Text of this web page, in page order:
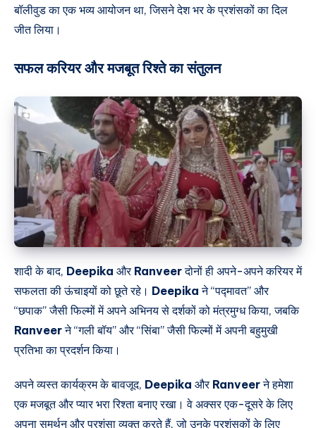
बॉलीवुड का एक भव्य आयोजन था, जिसने देश भर के प्रशंसकों का दिल
जीत लिया।
सफल करियर और मजबूत रिश्ते का संतुलन
शादी के बाद, Deepika और Ranveerदोनों ही अपने-अपने करियर में
सफलता की ऊंचाइयों को छूते रहे। Deepika ने “पद्मावत” और
“छपाक” जैसी फिल्मों में अपने अभिनय से दर्शकों को मंत्रमुग्ध किया, जबकि
Ranveerने “गली बॉय” और “सिंबा” जैसी फिल्मों में अपनी बहुमुखी
प्रतिभा का प्रदर्शन किया।
अपने व्यस्त कार्यक्रम के बावजूद, Deepika और Ranveerने हमेशा
एक मजबूत और प्यार भरा रिश्ता बनाए रखा। वे अक्सर एक-दूसरे के लिए
अपना समर्थन और प्रशंसा व्यक्त करते हैं, जो उनके प्रशंसकों के लिए